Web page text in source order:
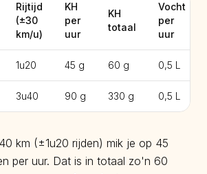
Rijtijd
(±30
km/u)
KH
per
uur
KH
totaal
Vocht
per
uur
1u20 45 g 60 g 0,5 L
3u40 90 g 330 g 0,5 L
km (±1u20 rijden) mik je op 45
per uur. Dat is in totaal zo'n 60